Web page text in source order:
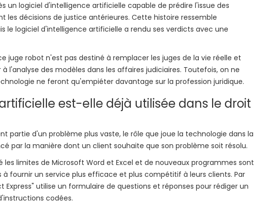
un logiciel d'intelligence artificielle capable de prédire l'issue des
les décisions de justice antérieures. Cette histoire ressemble
logiciel d'intelligence artificielle a rendu ses verdicts avec une
juge robot n'est pas destiné à remplacer les juges de la vie réelle et
l'analyse des modèles dans les affaires judiciaires. Toutefois, on ne
ne feront qu'empiéter davantage sur la profession juridique.
est-elle déjà utilisée dans le droit
partie d'un problème plus vaste, le rôle que joue la technologie dans la
par la manière dont un client souhaite que son problème soit résolu.
limites de Microsoft Word et Excel et de nouveaux programmes sont
fournir un service plus efficace et plus compétitif à leurs clients. Par
utilise un formulaire de questions et réponses pour rédiger un
codées.